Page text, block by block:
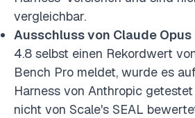
vergleichbar.
Ausschluss von Claude Opus
4.8 selbst einen Rekordwert
Bench Pro meldet, wurde es
Harness von Anthropic
nicht von Scale's SEAL